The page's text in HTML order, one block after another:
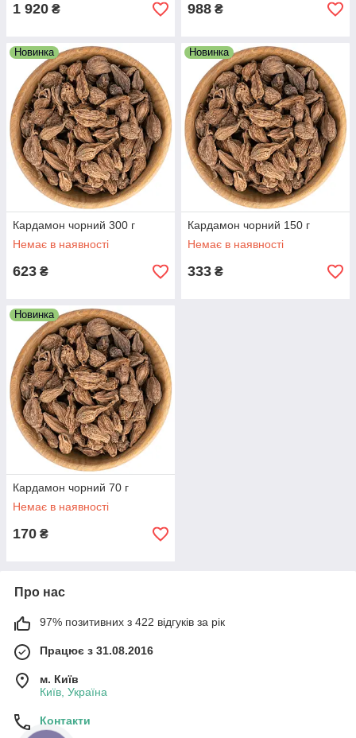
1 920 ₴ 988 ₴
Новинка
Кардамон чорний 300 г
Немає в наявності
623 ₴
Новинка
Кардамон чорний 150 г
Немає в наявності
333 ₴
Новинка
Кардамон чорний 70 г
Немає в наявності
170 ₴
Про нас
97% позитивних з 422 відгуків за рік
Працює з 31.08.2016
м. Київ
Київ, Україна
Контакти